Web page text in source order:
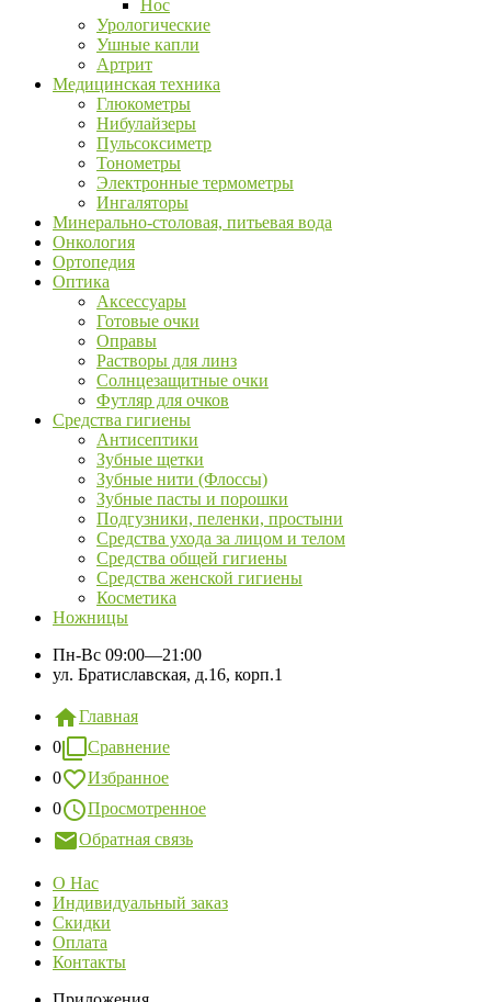
Нос
Урологические
Ушные капли
Артрит
Медицинская техника
Глюкометры
Нибулайзеры
Пульсоксиметр
Тонометры
Электронные термометры
Ингаляторы
Минерально-столовая, питьевая вода
Онкология
Ортопедия
Оптика
Аксессуары
Готовые очки
Оправы
Растворы для линз
Солнцезащитные очки
Футляр для очков
Средства гигиены
Антисептики
Зубные щетки
Зубные нити (Флоссы)
Зубные пасты и порошки
Подгузники, пеленки, простыни
Средства ухода за лицом и телом
Средства общей гигиены
Средства женской гигиены
Косметика
Ножницы
Пн-Вс 09:00—21:00
ул. Братиславская, д.16, корп.1
Главная
0
Сравнение
0
Избранное
0
Просмотренное
Обратная связь
О Нас
Индивидуальный заказ
Скидки
Оплата
Контакты